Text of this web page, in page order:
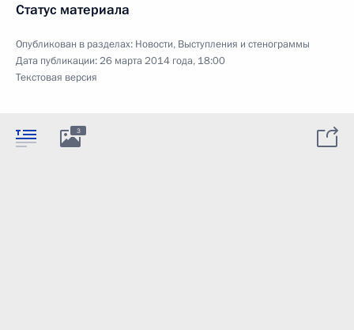
Статус материала
Опубликован в разделах: Новости, Выступления и стенограммы
Дата публикации:26 марта 2014 года, 18:00
Текстовая версия
3